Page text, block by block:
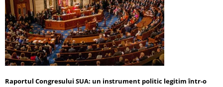
Raportul Congresului SUA: un instrument politic legitim într-o